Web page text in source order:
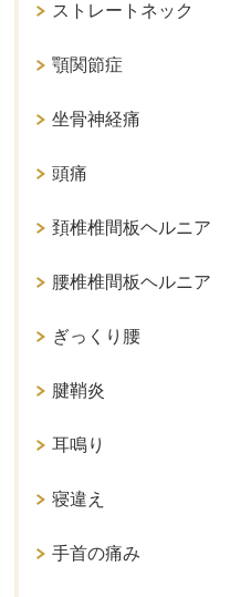
ストレートネック
顎関節症
坐骨神経痛
頭痛
頚椎椎間板ヘルニア
腰椎椎間板ヘルニア
ぎっくり腰
腱鞘炎
耳鳴り
寝違え
手首の痛み